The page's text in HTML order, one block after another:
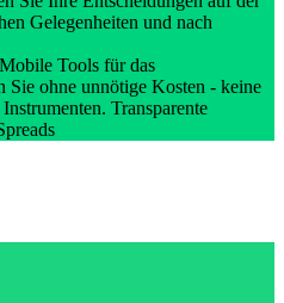
Gelegenheiten und nach
Tools für das
Sie ohne unnötige Kosten - keine
Transparente